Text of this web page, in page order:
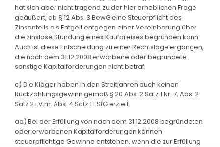
hat sich aber nicht tragend zu der hier erheblichen Frage
geäußert, ob § 12 Abs. 3 BewG eine Steuerpflicht des
Zinsanteils als Entgelt entgegen einer Vereinbarung über
die zinslose Stundung eines Kaufpreises begründen kann.
Auch ist diese Entscheidung zu einer Rechtslage ergangen,
die nach dem 31.12.2008 erworbene oder begründete
sonstige Kapitalforderungen nicht betraf.
c) Die Kläger haben in den Streitjahren auch keinen
Rückzahlungsgewinn gemäß § 20 Abs. 2 Satz 1 Nr. 7, Abs. 2
Satz 2 i.V.m. Abs. 4 Satz 1 EStG erzielt.
aa) Bei der Erfüllung von nach dem 31.12.2008 begründeten
oder erworbenen Kapitalforderungen können
steuerpflichtige Gewinne entstehen, wenn die zur Erfüllung